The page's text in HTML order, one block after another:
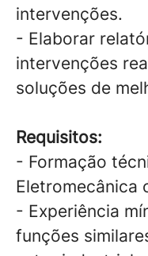
intervenções.
- Elaborar
intervenções
soluções de
Requisitos:
- Formação
Eletromecânica
- Experiência
funções